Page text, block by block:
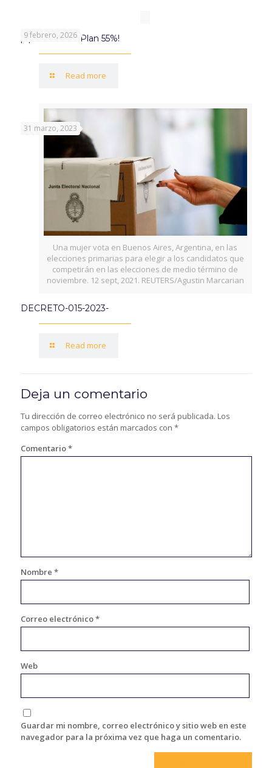
9 febrero, 2026
¡Aprovechá el Plan 55%!
Read more
Una mujer vota en Buenos Aires, Argentina, en las
elecciones primarias para elegir a los candidatos que
competirán en las elecciones de medio término de
noviembre. 12 sept, 2021. REUTERS/Agustin Marcarian
31 marzo, 2023
DECRETO-015-2023-
Read more
Deja un comentario
Tu dirección de correo electrónico no será publicada. Los
campos obligatorios están marcados con *
Comentario*
Nombre *
Correo electrónico*
Web
Guardar mi nombre, correo electrónico y sitio web en este
navegador para la próxima vez que haga un comentario.